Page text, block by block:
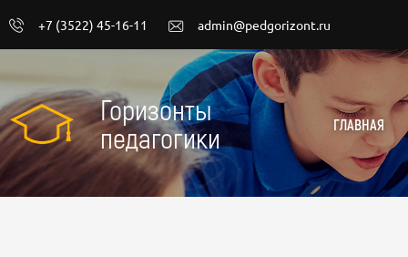
+7 (3522) 45-16-11 admin@pedgorizont.ru
Горизонты
педагогики
ГЛАВНАЯ